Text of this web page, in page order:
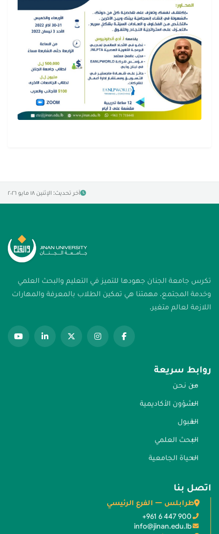
آخر تحديث: الإثنين ١٨ مايو ٢٠٢٦
تكرس جامعة الجنان جهودها للتميز في التعليم والبحث العلمي
وخدمة المجتمع. مهمتنا هي تمكين الطلاب بالمعرفة والمهارات
اللازمة لعالم متغير.
روابط سريعة
من نحن
الشؤون الأكاديمية
القبول
البحث العلمي
الحياة الجامعية
اتصل بنا
طرابلس — الفرع الرئيسي
+961 6 447 900
info@jinan.edu.lb